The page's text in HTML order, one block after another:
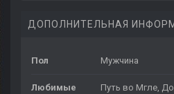
ДОПОЛНИТЕЛЬНАЯ
Пол Мужчина
Любимые
Путь во Мгле,